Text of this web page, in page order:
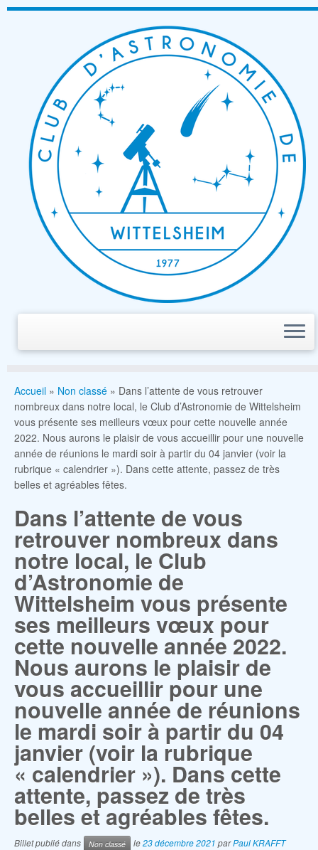
Passer
Accueil » Non classé » Dans l’attente de vous retrouver
nombreux dans notre local, le Club d’Astronomie de Wittelsheim
vous présente ses meilleurs vœux pour cette nouvelle année
2022. Nous aurons le plaisir de vous accueillir pour une nouvelle
année de réunions le mardi soir à partir du 04 janvier (voir la
rubrique « calendrier »). Dans cette attente, passez de très
belles et agréables fêtes.
Dans l’attente de vous
retrouver nombreux dans
notre local, le Club
d’Astronomie de
Wittelsheim vous présente
ses meilleurs vœux pour
cette nouvelle année 2022.
Nous aurons le plaisir de
vous accueillir pour une
nouvelle année de réunions
le mardi soir à partir du 04
janvier (voir la rubrique
« calendrier »). Dans cette
attente, passez de très
belles et agréables fêtes.
Billet publié dans Non classé le23 décembre 2021 parPaul KRAFFT